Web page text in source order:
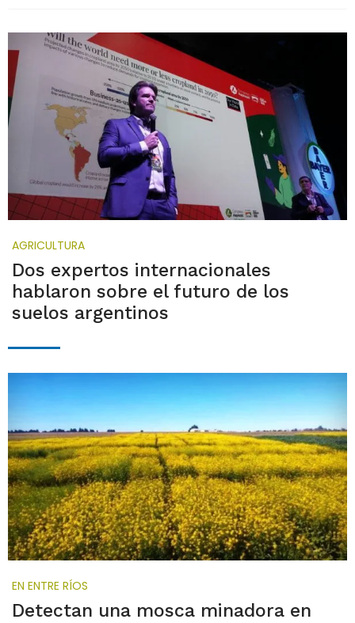
AGRICULTURA
Dos expertos internacionales
hablaron sobre el futuro de los
suelos argentinos
EN ENTRE RÍOS
Detectan una mosca minadora en